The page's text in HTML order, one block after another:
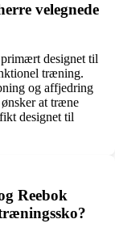
velegnede
designet til
træning.
og affjedring
at træne
designet til
Reebok